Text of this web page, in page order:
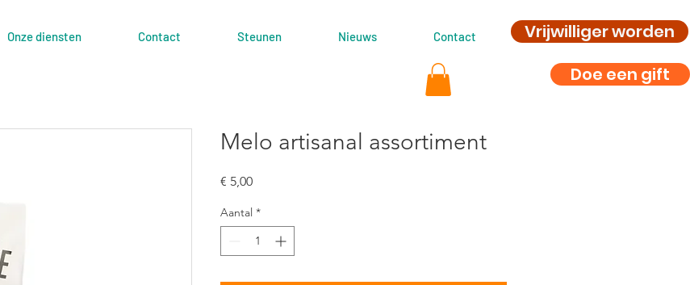
Doe een gift
Onze diensten Contact Steunen Nieuws Contact Vrijwilliger worden
Melo artisanal assortiment
€ 5,00Prijs
Aantal *